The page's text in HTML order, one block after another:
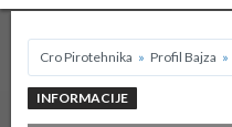
Cro Pirotehnika » Profil Bajza »
INFORMACIJE